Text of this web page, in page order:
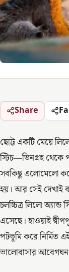
Share
ছোট্ট একটি মেয়ে
স্টিচ—ভিনগ্রহ থেকে
সবকিছু এলোমেলো
হয়। আর সেই দেখাই
চলচ্চিত্র লিলো
এসেছে। হাওয়াই
পটভূমি করে নির্মিত
ভালোবাসার